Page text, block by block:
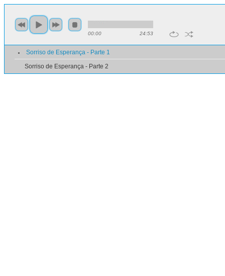
00:00 24:53
Sorriso de Esperança - Parte 1
Sorriso de Esperança - Parte 2